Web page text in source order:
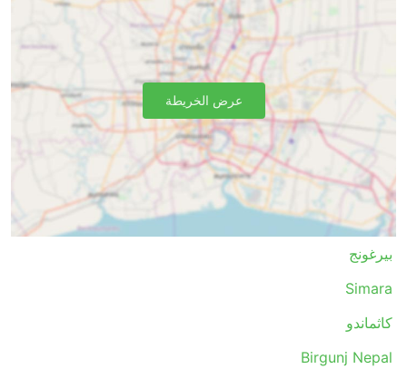
بيرغونج
Simara
كاثماندو
Birgunj Nepal
عرض الخريطة